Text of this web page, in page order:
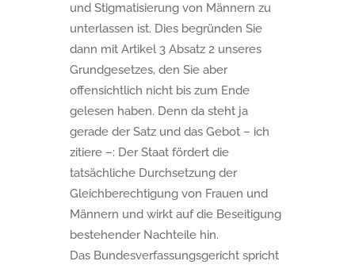
und Stigmatisierung von Männern zu
unterlassen ist. Dies begründen Sie
dann mit Artikel 3 Absatz 2 unseres
Grundgesetzes, den Sie aber
offensichtlich nicht bis zum Ende
gelesen haben. Denn da steht ja
gerade der Satz und das Gebot – ich
zitiere –: Der Staat fördert die
tatsächliche Durchsetzung der
Gleichberechtigung von Frauen und
Männern und wirkt auf die Beseitigung
bestehender Nachteile hin.
Das Bundesverfassungsgericht spricht